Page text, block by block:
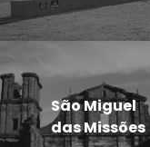
São Miguel
das Missões